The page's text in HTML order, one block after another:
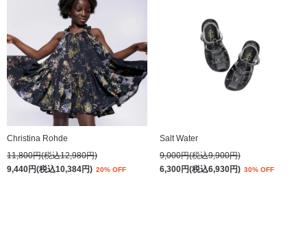
Christina Rohde
11,800円(税込12,980円)
9,440円(税込10,384円) 20% OFF
Salt Water
9,000円(税込9,900円)
6,300円(税込6,930円) 30% OFF